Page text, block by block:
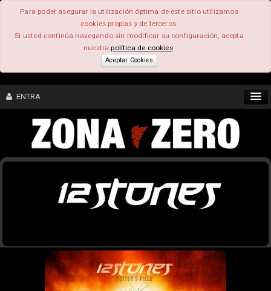
Para poder asegurar la utilización óptima de este sitio utilizamos
cookies propias y de terceros.
Si usted continúa navegando sin modificar su configuración, acepta
nuestrapolítica de cookies.
Aceptar Cookies
ENTRA
CONTENIDO
FEEEDBACK